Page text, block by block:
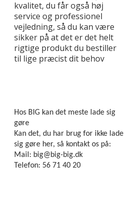
kvalitet, du får også høj
service og professionel
vejledning, så du kan være
sikker på at det er det helt
rigtige produkt du bestiller
til lige præcist dit behov
Hos BIG kan det meste lade sig
gøre
Kan det, du har brug for ikke lade
sig gøre her, så kontakt os på:
Mail: big@big-big.dk
Telefon: 56 71 40 20